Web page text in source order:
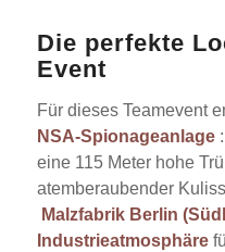
Die perfekte
Event
Für dieses Teamevent
NSA-Spionageanlage:
eine 115 Meter hohe
atemberaubender
Malzfabrik Berlin
Industrieatmosphäre